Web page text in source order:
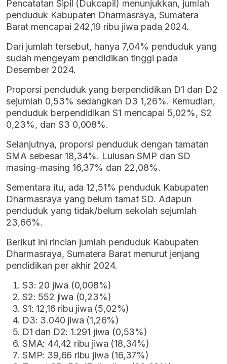
Pencatatan Sipil (Dukcapil) menunjukkan, jumlah
penduduk Kabupaten Dharmasraya, Sumatera
Barat mencapai 242,19 ribu jiwa pada 2024.
Dari jumlah tersebut, hanya 7,04% penduduk yang
sudah mengeyam pendidikan tinggi pada
Desember 2024.
Proporsi penduduk yang berpendidikan D1 dan D2
sejumlah 0,53% sedangkan D3 1,26%. Kemudian,
penduduk berpendidikan S1 mencapai 5,02%, S2
0,23%, dan S3 0,008%.
Selanjutnya, proporsi penduduk dengan tamatan
SMA sebesar 18,34%. Lulusan SMP dan SD
masing-masing 16,37% dan 22,08%.
Sementara itu, ada 12,51% penduduk Kabupaten
Dharmasraya yang belum tamat SD. Adapun
penduduk yang tidak/belum sekolah sejumlah
23,66%.
Berikut ini rincian jumlah penduduk Kabupaten
Dharmasraya, Sumatera Barat menurut jenjang
pendidikan per akhir 2024.
S3: 20 jiwa (0,008%)
S2: 552 jiwa (0,23%)
S1: 12,16 ribu jiwa (5,02%)
D3: 3.040 jiwa (1,26%)
D1 dan D2: 1.291 jiwa (0,53%)
SMA: 44,42 ribu jiwa (18,34%)
SMP: 39,66 ribu jiwa (16,37%)